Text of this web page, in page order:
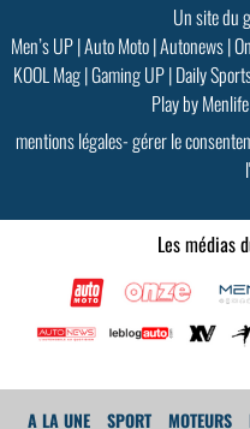
Un site du
Men’s UP|Auto Moto|Autonews|
KOOL Mag|Gaming UP|Daily
Play by Menlife
mentions légales-gérer le
Les médias
A LA UNE SPORT MOTEURS